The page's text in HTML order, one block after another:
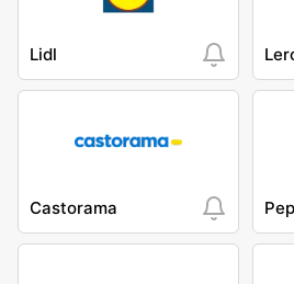
Lidl
Castorama